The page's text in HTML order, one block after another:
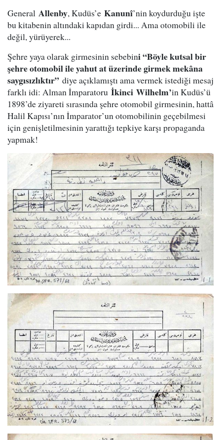
General Allenby, Kudüs’e Kanunî’nin koydurduğu işte
bu kitabenin altındaki kapıdan girdi... Ama otomobili ile
değil, yürüyerek...
Şehre yaya olarak girmesinin sebebini “Böyle kutsal bir
şehre otomobil ile yahut at üzerinde girmek mekâna
saygısızlıktır” diye açıklamıştı ama vermek istediği mesaj
farklı idi: Alman İmparatoru İkinci Wilhelm’in Kudüs’ü
1898’de ziyareti sırasında şehre otomobil girmesinin, hattâ
Halil Kapısı’nın İmparator’un otomobilinin geçebilmesi
için genişletilmesinin yarattığı tepkiye karşı propaganda
yapmak!